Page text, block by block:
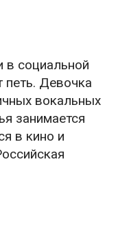
социальной
петь. Девочка
вокальных
занимается
в кино и